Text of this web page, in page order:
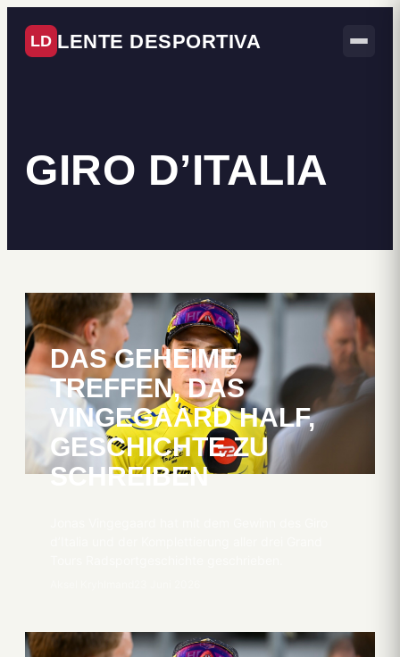
LD LENTE DESPORTIVA
GIRO D’ITALIA
DAS GEHEIME
TREFFEN, DAS
VINGEGAARD HALF,
GESCHICHTE ZU
SCHREIBEN